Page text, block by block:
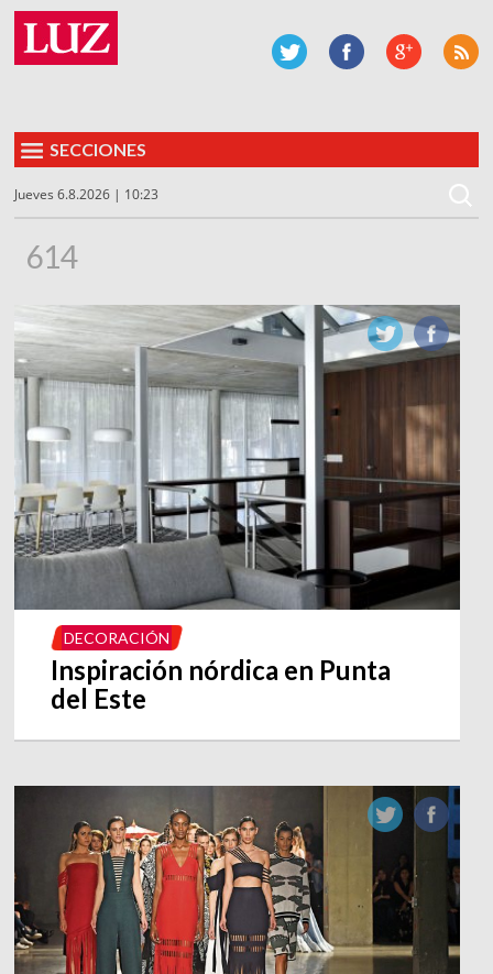
SECCIONES
Jueves 6.8.2026 | 10:23
614
DECORACIÓN
Inspiración nórdica en Punta
del Este